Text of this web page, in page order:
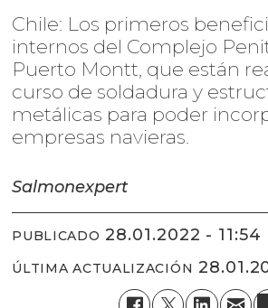
Chile: Los primeros
internos del Complejo
Puerto Montt, que están
curso de soldadura y
metálicas para poder
empresas navieras.
Salmonexpert
PUBLICADO 28.01.2022 - 11:54
ÚLTIMA ACTUALIZACIÓN